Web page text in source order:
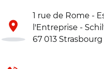
1 rue de Rome -
l'Entreprise -
67 013